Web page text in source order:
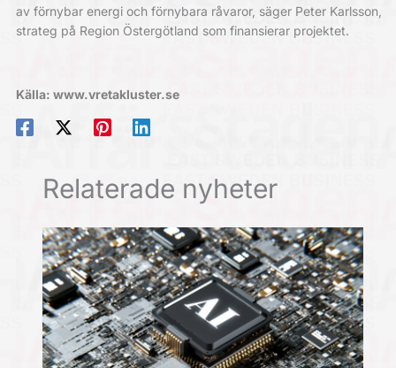
av förnybar energi och förnybara råvaror, säger Peter Karlsson,
strateg på Region Östergötland som finansierar projektet.
Källa: www.vretakluster.se
Relaterade nyheter